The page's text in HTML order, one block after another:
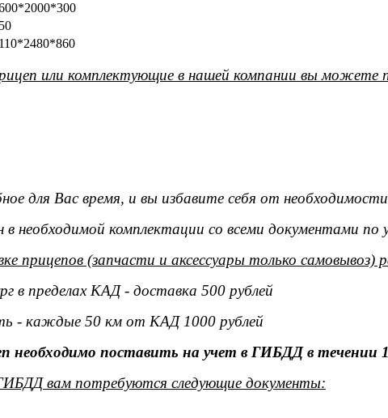
или комплектующие в нашей компании вы можете
для Вас время, и вы избавите себя от
необходимой комплектации со всеми документами по
прицепов (запчасти и аксессуары только самовывоз)
в пределах КАД - доставка 500 рублей
- каждые 50 км от КАД 1000 рублей
необходимо поставить на учет в ГИБДД в течении
вам потребуются следующие документы: